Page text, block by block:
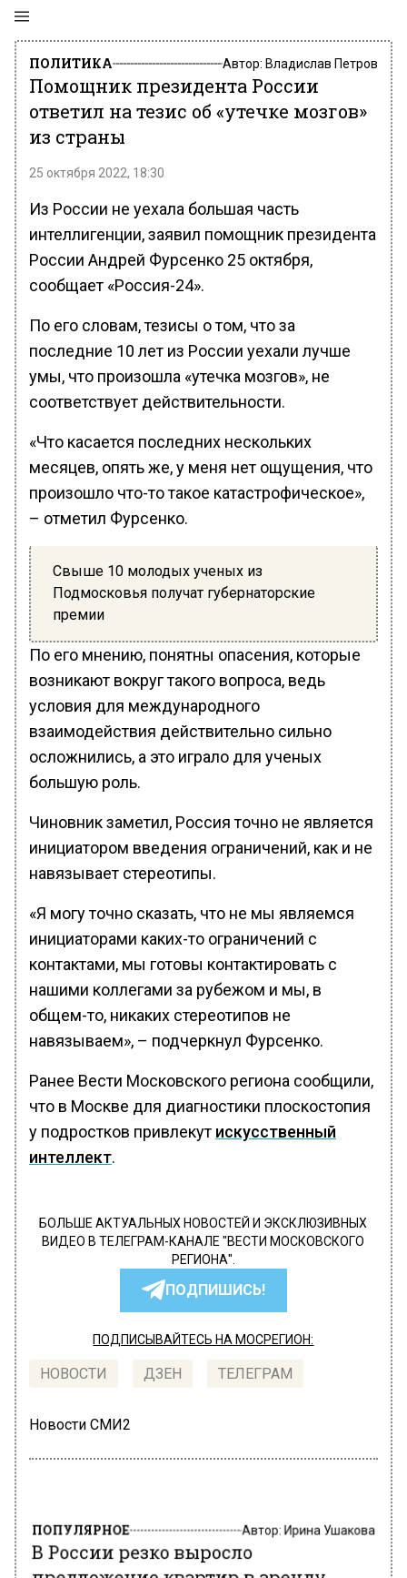
ПОЛИТИКА Автор: Владислав Петров
Помощник президента России
ответил на тезис об «утечке мозгов»
из страны
25 октября 2022, 18:30
Из России не уехала большая часть
интеллигенции, заявил помощник президента
России Андрей Фурсенко 25 октября,
сообщает «Россия-24».
По его словам, тезисы о том, что за
последние 10 лет из России уехали лучше
умы, что произошла «утечка мозгов», не
соответствует действительности.
«Что касается последних нескольких
месяцев, опять же, у меня нет ощущения, что
произошло что-то такое катастрофическое»,
– отметил Фурсенко.
Свыше 10 молодых ученых из
Подмосковья получат губернаторские
премии
По его мнению, понятны опасения, которые
возникают вокруг такого вопроса, ведь
условия для международного
взаимодействия действительно сильно
осложнились, а это играло для ученых
большую роль.
Чиновник заметил, Россия точно не является
инициатором введения ограничений, как и не
навязывает стереотипы.
«Я могу точно сказать, что не мы являемся
инициаторами каких-то ограничений с
контактами, мы готовы контактировать с
нашими коллегами за рубежом и мы, в
общем-то, никаких стереотипов не
навязываем», – подчеркнул Фурсенко.
Ранее Вести Московского региона сообщили,
что в Москве для диагностики плоскостопия
у подростков привлекут искусственный
интеллект.
БОЛЬШЕ АКТУАЛЬНЫХ НОВОСТЕЙ И ЭКСКЛЮЗИВНЫХ
ВИДЕО В ТЕЛЕГРАМ-КАНАЛЕ "ВЕСТИ МОСКОВСКОГО
РЕГИОНА".
ПОДПИШИСЬ!
ПОДПИСЫВАЙТЕСЬ НА МОСРЕГИОН:
НОВОСТИ ДЗЕН ТЕЛЕГРАМ
Новости СМИ2
В России резко выросло
предложение квартир в аренду